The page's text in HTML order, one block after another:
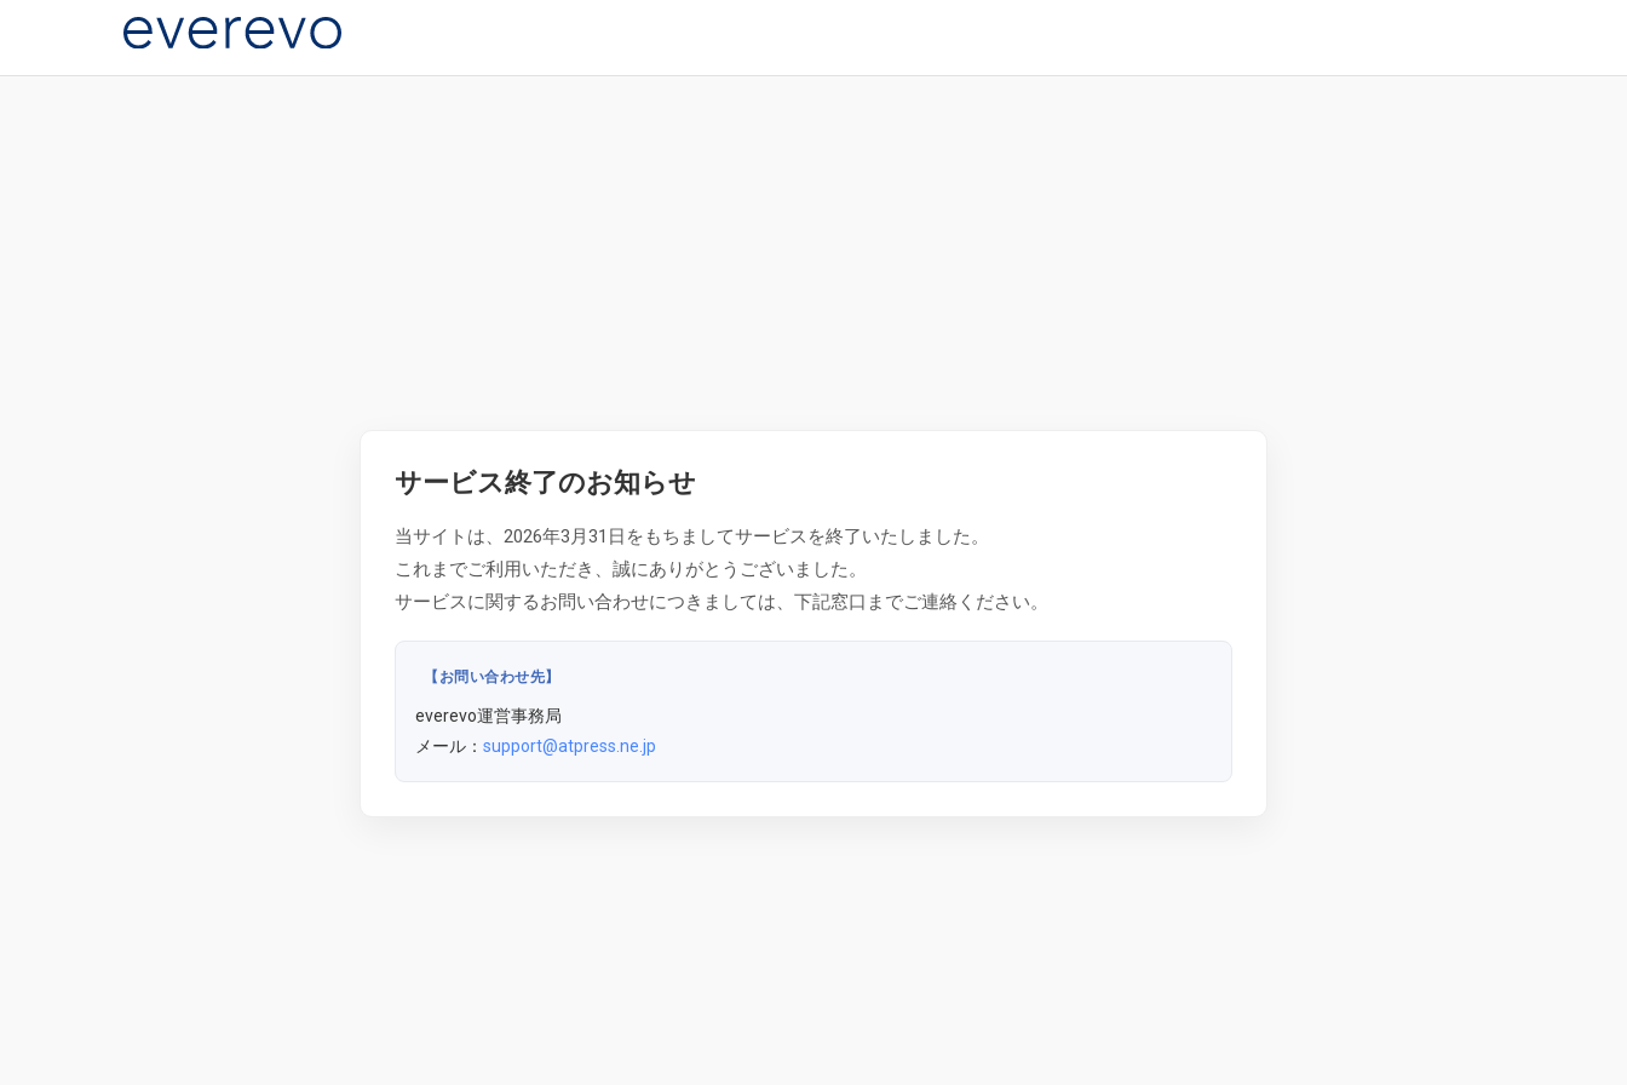
サービス終了のお知らせ
当サイトは、2026年3月31日をもちましてサービスを終了いたしました。
これまでご利用いただき、誠にありがとうございました。
サービスに関するお問い合わせにつきましては、下記窓口までご連絡ください。
【お問い合わせ先】
everevo運営事務局
メール： support@atpress.ne.jp